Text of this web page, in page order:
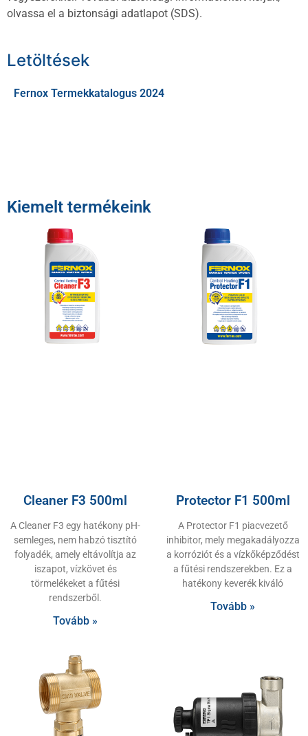
olvassa el a biztonsági adatlapot (SDS).
Letöltések
Fernox Termekkatalogus 2024
Kiemelt termékeink
Cleaner F3 500ml
A Cleaner F3 egy hatékony pH-
semleges, nem habzó tisztító
folyadék, amely eltávolítja az
iszapot, vízkövet és
törmelékeket a fűtési
rendszerből.
Tovább »
Protector F1 500ml
A Protector F1 piacvezető
inhibitor, mely megakadályozza
a korróziót és a vízkőképződést
a fűtési rendszerekben. Ez a
hatékony keverék kiváló
Tovább »